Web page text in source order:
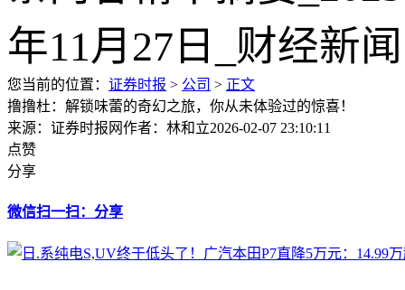
您当前的位置： 证券时报 > 公司 > 正文
撸撸杜：解锁味蕾的奇幻之旅，你从未体验过的惊喜！
来源：证券时报网作者：林和立2026-02-07 23:10:11
点赞
分享
微信扫一扫：分享